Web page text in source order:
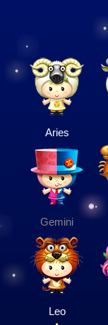
Aries
Gemini
Leo